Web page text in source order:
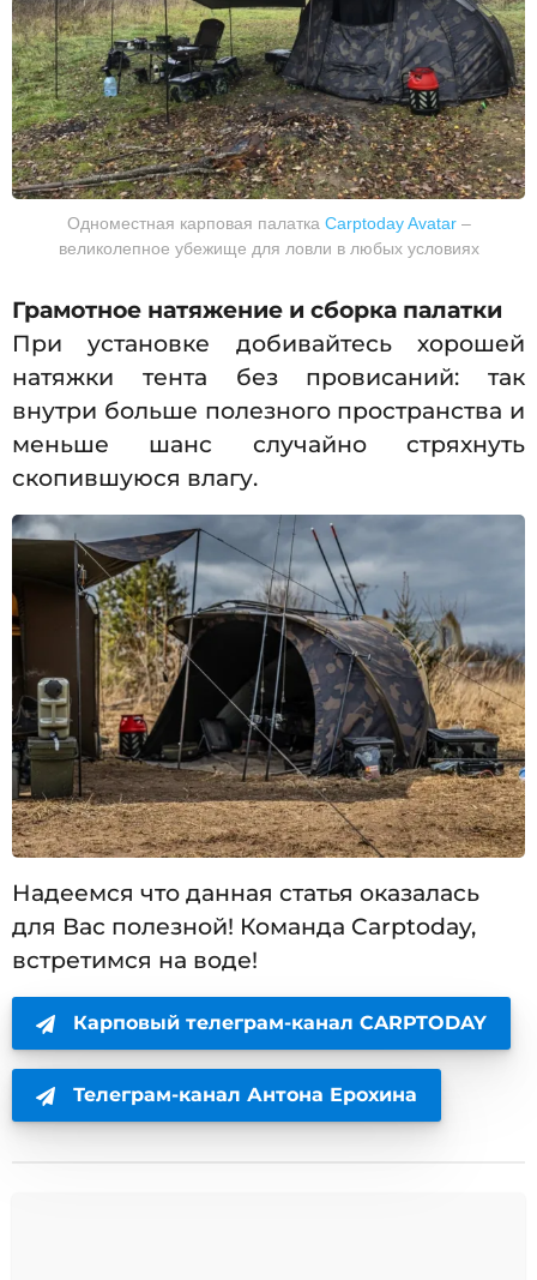
Одноместная карповая палатка Carptoday Avatar–
великолепное убежище для ловли в любых условиях
Грамотное натяжение и сборка палатки
При установке добивайтесь хорошей
натяжки тента без провисаний: так
внутри больше полезного пространства и
меньше шанс случайно стряхнуть
скопившуюся влагу.
Надеемся что данная статья оказалась
для Вас полезной! Команда Carptoday,
встретимся на воде!
Карповый телеграм-канал CARPTODAY
Телеграм-канал Антона Ерохина